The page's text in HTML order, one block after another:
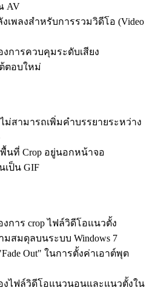
AV
เพลงสำหรับการรวมวิดีโอ (Video
การควบคุมระดับเสียง
ตอบใหม่
สามารถเพิ่มคำบรรยายระหว่าง
นที่ Crop อยู่นอกหน้าจอ
เป็น GIF
การ crop ไฟล์วิดีโอแนวตั้ง
สมดุลบนระบบ Windows 7
Out" ในการตั้งค่าเอาต์พุต
ไฟล์วิดีโอแนวนอนและแนวตั้งใน